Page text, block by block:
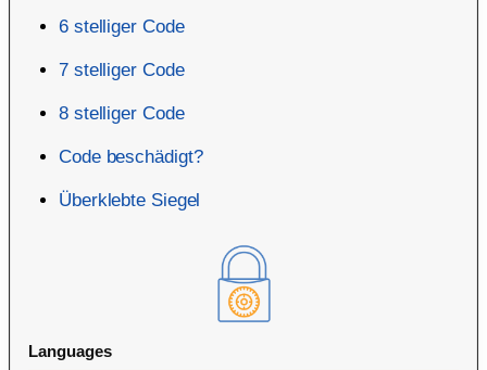
6 stelliger Code
7 stelliger Code
8 stelliger Code
Code beschädigt?
Überklebte Siegel
Languages